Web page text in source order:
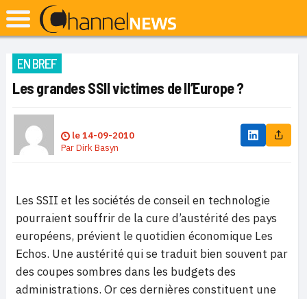
EN BREF
Les grandes SSII victimes de ll’Europe ?
le14-09-2010
ParDirk Basyn
Les SSII et les sociétés de conseil en technologie
pourraient souffrir de la cure d’austérité des pays
européens, prévient le quotidien économique Les
Echos. Une austérité qui se traduit bien souvent par
des coupes sombres dans les budgets des
administrations. Or ces dernières constituent une